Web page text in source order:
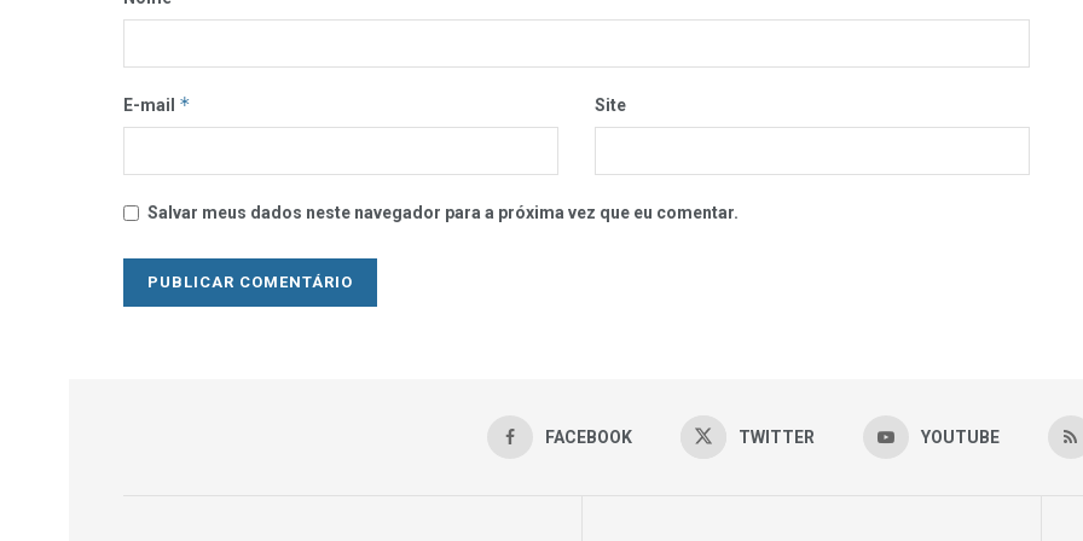
E-mail * Site
Salvar meus dados neste navegador para a próxima vez que eu comentar.
FACEBOOK TWITTER YOUTUBE